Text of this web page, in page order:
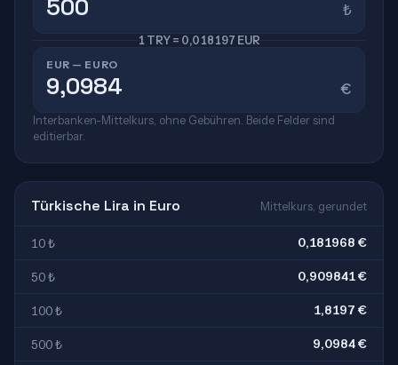
₺
1 TRY = 0,018197 EUR
EUR — EURO
€
Interbanken-Mittelkurs, ohne Gebühren. Beide Felder sind
editierbar.
Türkische Lira in Euro Mittelkurs, gerundet
10 ₺ 0,181968 €
50 ₺ 0,909841 €
100 ₺ 1,8197 €
500 ₺ 9,0984 €